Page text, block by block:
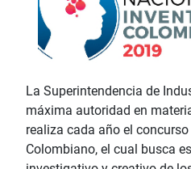
La Superintendencia de
máxima autoridad en
realiza cada año el
Colombiano, el cual busca